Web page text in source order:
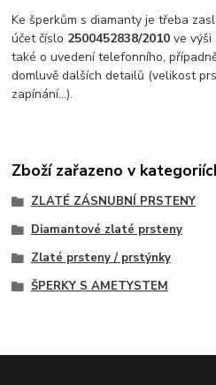
Ke šperkům s diamanty je třeba
účet číslo 2500452838/2010 ve výši
také o uvedení telefonního,
domluvě dalších detailů (velikost
zapínání...).
Zboží zařazeno v
ZLATÉ ZÁSNUBNÍ PRSTENY
Diamantové zlaté prsteny
Zlaté prsteny / prstýnky
ŠPERKY S AMETYSTEM